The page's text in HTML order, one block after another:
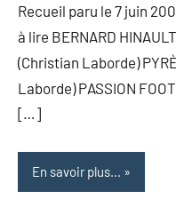
Recueil paru le 7 juin
à lire BERNARD
(Christian Laborde)
Laborde) PASSION
[…]
En savoir plus...